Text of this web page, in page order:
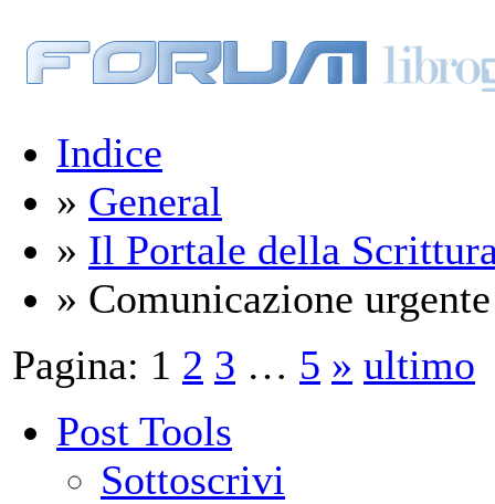
Indice
» General
» Il Portale della
» Comunicazione
Pagina: 1 2 3 … 5 » ultimo
Post Tools
Sottoscrivi